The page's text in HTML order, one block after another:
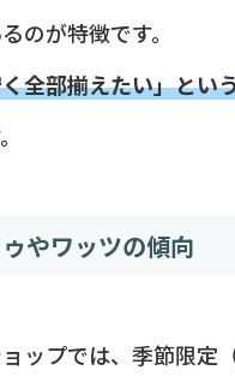
のが特徴です。
全部揃えたい」とい
やワッツの傾向
ップでは、季節限定